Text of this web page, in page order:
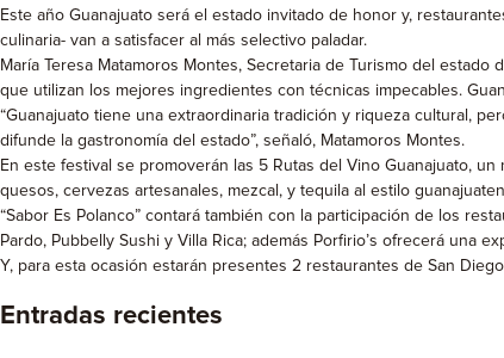
Este año Guanajuato será el estado invitado de honor y,
culinaria- van a satisfacer al más selectivo paladar.
María Teresa Matamoros Montes, Secretaria de Turismo del
que utilizan los mejores ingredientes con técnicas impecables.
“Guanajuato tiene una extraordinaria tradición y riqueza cultural,
difunde la gastronomía del estado”, señaló, Matamoros Montes.
En este festival se promoverán las 5 Rutas del Vino Guanajuato,
quesos, cervezas artesanales, mezcal, y tequila al estilo
“Sabor Es Polanco” contará también con la participación de los
Pardo, Pubbelly Sushi y Villa Rica; además Porfirio’s ofrecerá una
Y, para esta ocasión estarán presentes 2 restaurantes de San
Entradas recientes